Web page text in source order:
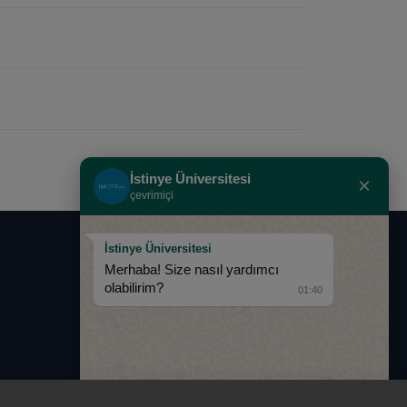
0850 283 60 00
İstinye Üniversitesi
çevrimiçi ×
İstinye Üniversitesi
Merhaba! Size nasıl yardımcı
olabilirim?
01:40